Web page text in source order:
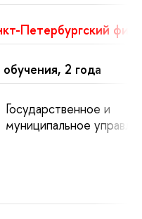
Петербургский
2 года
Государственное и
муниципальное